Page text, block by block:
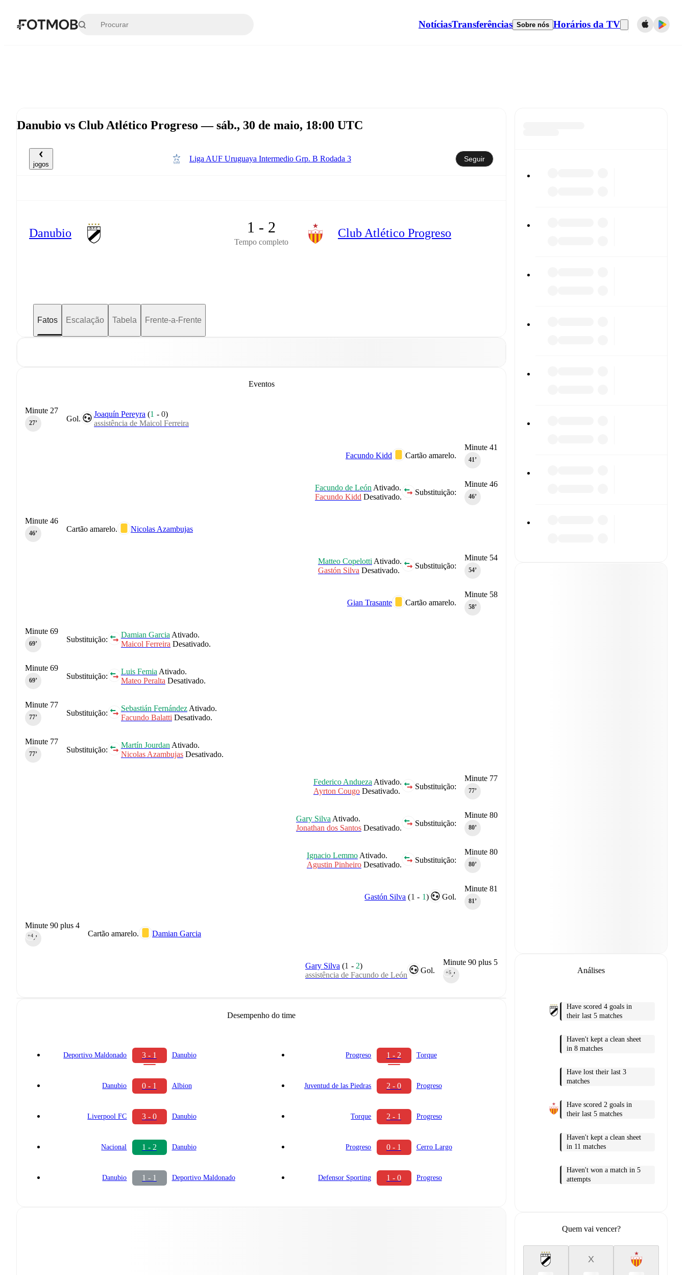
NotíciasTransferências Sobre nós Horários da TV
Danubio vs Club Atlético Progreso — sáb., 30 de maio, 18:00 UTC
jogos
Liga AUF Uruguaya Intermedio Grp. B Rodada 3 Seguir
Danubio 1 - 2
Tempo completo
Club Atlético Progreso
Fatos Escalação Tabela Frente-a-Frente
Eventos
Gol.
Joaquín Pereyra (1 -0)
assistência de Maicol Ferreira
Minute 27
27‎’‎
Minute 41
41‎’‎
Cartão amarelo.
Facundo Kidd
Minute 46
46‎’‎
Substituição:
Facundo de León Ativado.
Facundo Kidd Desativado.
Cartão amarelo. Nicolas Azambujas
Minute 46
46‎’‎
Minute 54
54‎’‎
Substituição:
Matteo Copelotti Ativado.
Gastón Silva Desativado.
Minute 58
58‎’‎
Cartão amarelo.
Gian Trasante
Substituição:
Damian Garcia Ativado.
Maicol Ferreira Desativado.
Minute 69
69‎’‎
Substituição:
Luis Femia Ativado.
Mateo Peralta Desativado.
Minute 69
69‎’‎
Substituição:
Sebastián Fernández Ativado.
Facundo Balatti Desativado.
Minute 77
77‎’‎
Substituição:
Martín Jourdan Ativado.
Nicolas Azambujas Desativado.
Minute 77
77‎’‎
Minute 77
77‎’‎
Substituição:
Federico Andueza Ativado.
Ayrton Cougo Desativado.
Minute 80
80‎’‎
Substituição:
Gary Silva Ativado.
Jonathan dos Santos Desativado.
Minute 80
80‎’‎
Substituição:
Ignacio Lemmo Ativado.
Agustin Pinheiro Desativado.
Minute 81
81‎’‎
Gol.
Gastón Silva (1 - 1)
Cartão amarelo. Damian Garcia
Minute 90 plus 4
90‎’‎
+4
Minute 90 plus 5
90‎’‎
+5
Gol.
Gary Silva (1 - 2)
assistência de Facundo de León
Desempenho do time
Deportivo Maldonado 3 - 1 Danubio
Danubio 0 - 1 Albion
Liverpool FC 3 - 0 Danubio
Nacional 1 - 2 Danubio
Danubio 1 - 1 Deportivo Maldonado
Progreso 1 - 2 Torque
Juventud de las Piedras 2 - 0 Progreso
Torque 2 - 1 Progreso
Progreso 0 - 1 Cerro Largo
Defensor Sporting 1 - 0 Progreso
Análises
Have scored 4 goals in
their last 5 matches
Haven't kept a clean sheet
in 8 matches
Have lost their last 3
matches
Have scored 2 goals in
their last 5 matches
Haven't kept a clean sheet
in 11 matches
Haven't won a match in 5
attempts
Quem vai vencer?
X